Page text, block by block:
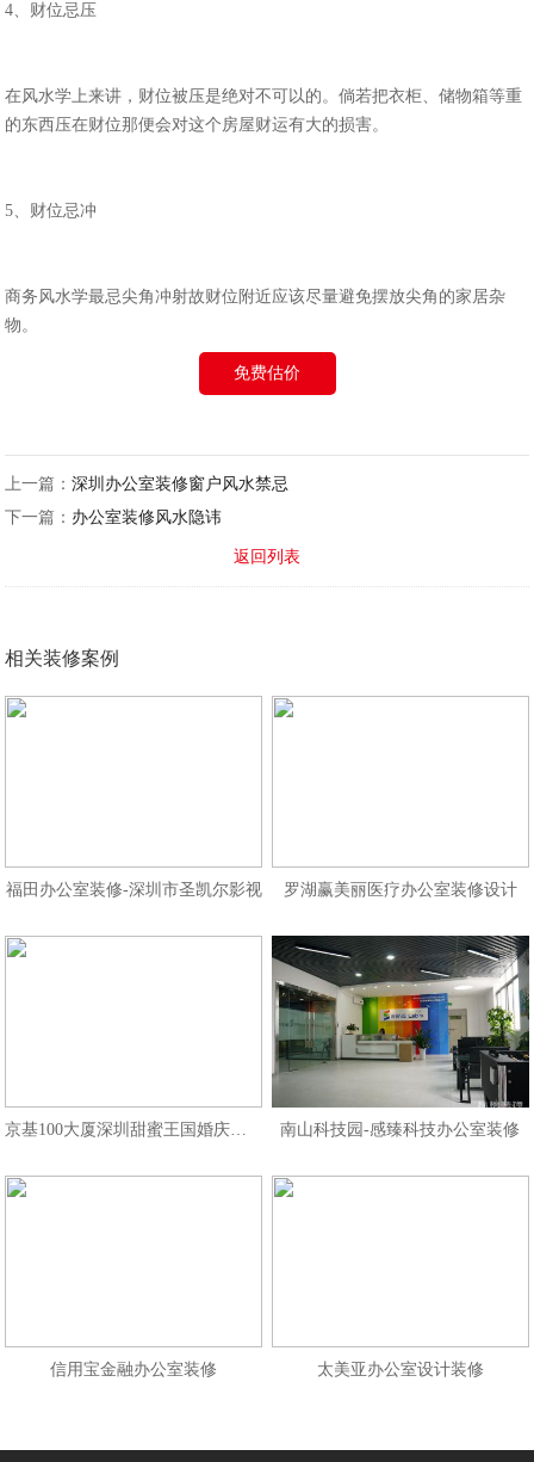
4、财位忌压
在风水学上来讲，财位被压是绝对不可以的。倘若把衣柜、储物箱等重
的东西压在财位那便会对这个房屋财运有大的损害。
5、财位忌冲
商务风水学最忌尖角冲射故财位附近应该尽量避免摆放尖角的家居杂
物。
免费估价
上一篇：深圳办公室装修窗户风水禁忌
下一篇： 办公室装修风水隐讳
返回列表
相关装修案例
福田办公室装修-深圳市圣凯尔影视 罗湖赢美丽医疗办公室装修设计
南山科技园-感臻科技办公室装修
信用宝金融办公室装修 太美亚办公室设计装修